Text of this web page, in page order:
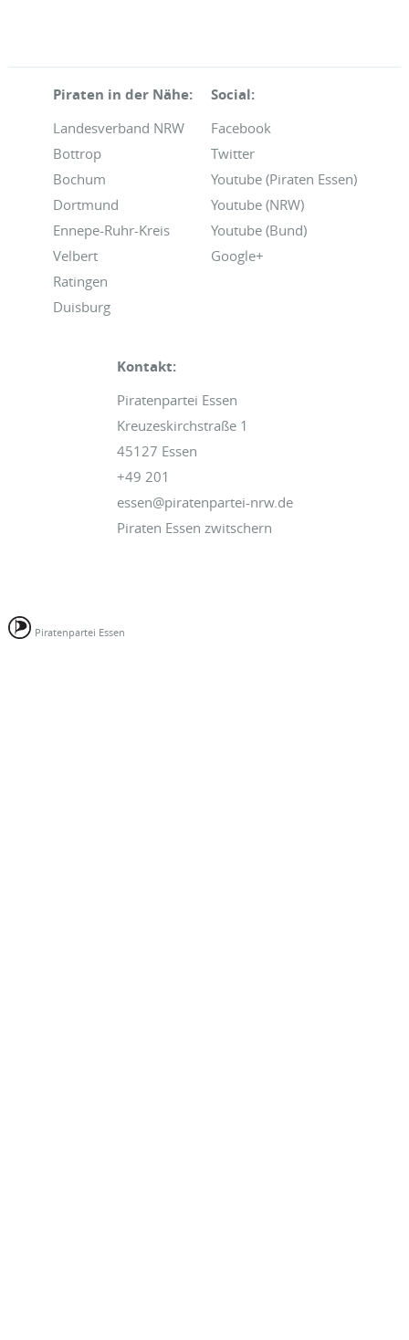
Piraten in der Nähe:
Landesverband NRW
Bottrop
Bochum
Dortmund
Ennepe-Ruhr-Kreis
Velbert
Ratingen
Duisburg
Social:
Facebook
Twitter
Youtube (Piraten Essen)
Youtube (NRW)
Youtube (Bund)
Google+
Kontakt:
Piratenpartei Essen
Kreuzeskirchstraße 1
45127 Essen
+49 201
essen@piratenpartei-nrw.de
Piraten Essen zwitschern
Piratenpartei Essen